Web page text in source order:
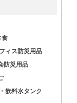
食
ィス防災用品
防災用品
飲料水タンク